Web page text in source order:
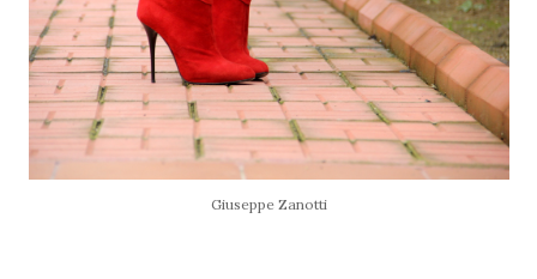
Giuseppe Zanotti